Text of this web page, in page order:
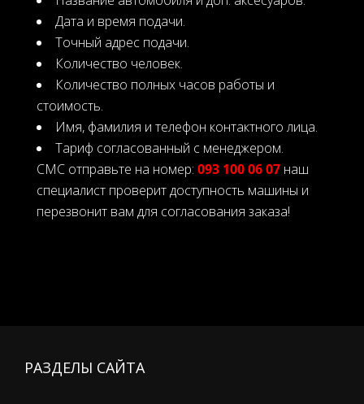
Дата и время подачи.
Точный адрес подачи.
Количество человек.
Количество полных часов работы и
стоимость.
Имя, фамилия и телефон контактного лица.
Тариф согласованный с менеджером.
СМС отправьте на номер: 093 100 06 07 наш
специалист проверит доступность машины и
перезвонит вам для согласования заказа!
РАЗДЕЛЫ САЙТА